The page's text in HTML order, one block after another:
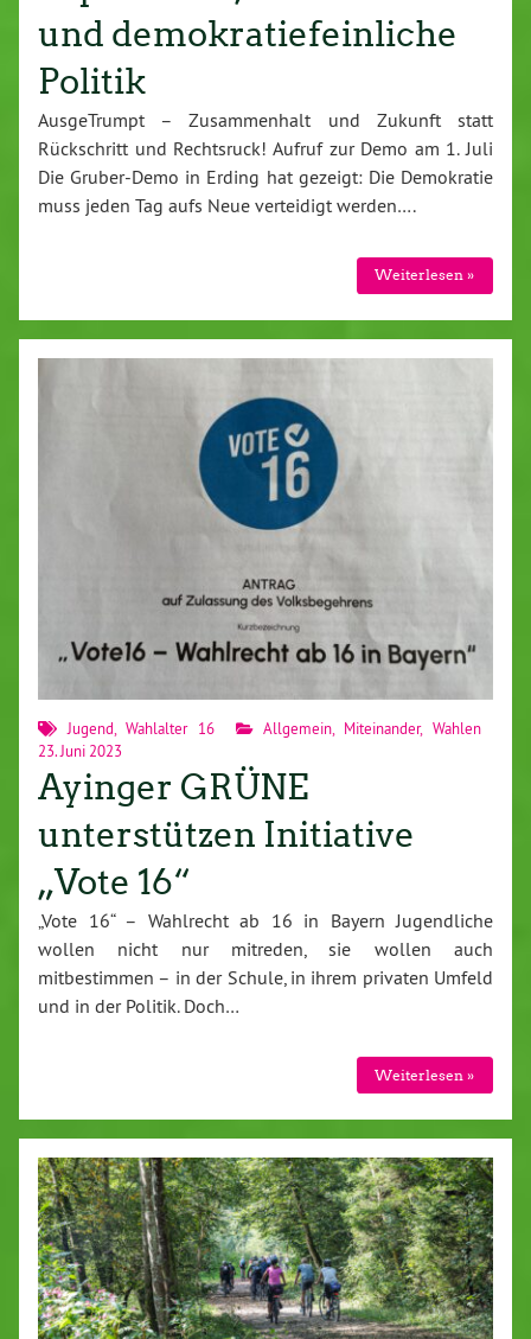
und demokratiefeinliche
Politik
AusgeTrumpt – Zusammenhalt und Zukunft statt
Rückschritt und Rechtsruck! Aufruf zur Demo am 1. Juli
Die Gruber-Demo in Erding hat gezeigt: Die Demokratie
muss jeden Tag aufs Neue verteidigt werden….
Weiterlesen »
Jugend ,Wahlalter 16 Allgemein, Miteinander,Wahlen
23. Juni 2023
Ayinger GRÜNE
unterstützen Initiative
„Vote 16“
„Vote 16“ – Wahlrecht ab 16 in Bayern Jugendliche
wollen nicht nur mitreden, sie wollen auch
mitbestimmen – in der Schule, in ihrem privaten Umfeld
und in der Politik. Doch…
Weiterlesen »